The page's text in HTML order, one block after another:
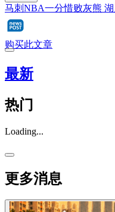
马刺NBA一分惜败灰熊
购买此文章
最新
热门
Loading...
更多消息